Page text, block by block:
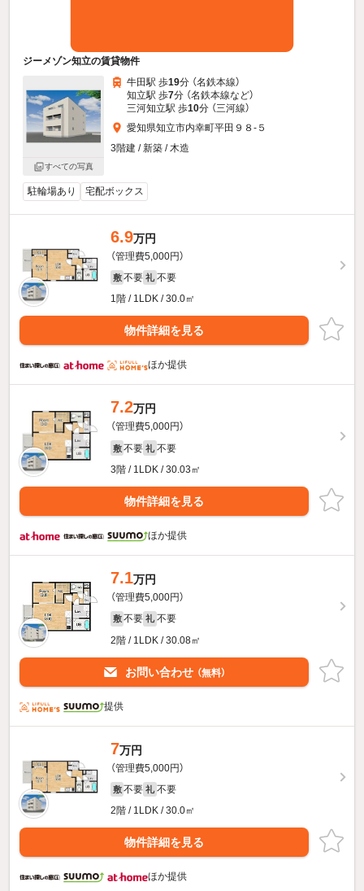
ジーメゾン知立の賃貸物件
すべての写真
牛田駅 歩19分 （名鉄本線）
知立駅 歩7分 （名鉄本線など）
三河知立駅 歩10分 （三河線）
愛知県知立市内幸町平田９８-５
3階建 / 新築 / 木造
駐輪場あり 宅配ボックス
6.9万円
（管理費5,000円）
敷 不要 礼 不要
1階 / 1LDK / 30.0㎡
物件詳細を見る
ほか提供
7.2万円
（管理費5,000円）
敷 不要 礼 不要
3階 / 1LDK / 30.03㎡
物件詳細を見る
ほか提供
7.1万円
（管理費5,000円）
敷 不要 礼 不要
2階 / 1LDK / 30.08㎡
お問い合わせ （無料）
提供
7万円
（管理費5,000円）
敷 不要 礼 不要
2階 / 1LDK / 30.0㎡
物件詳細を見る
ほか提供